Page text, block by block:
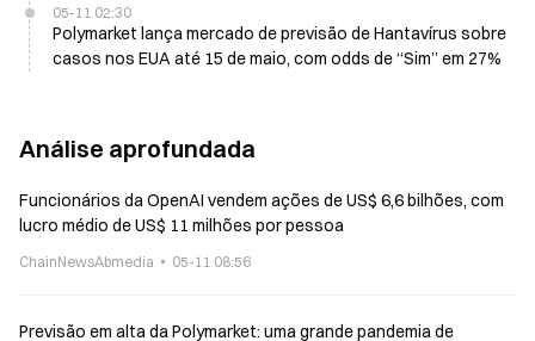
05-11 02:30
Polymarket lança mercado de previsão de Hantavírus sobre
casos nos EUA até 15 de maio, com odds de “Sim” em 27%
Análise aprofundada
Funcionários da OpenAI vendem ações de US$ 6,6 bilhões, com
lucro médio de US$ 11 milhões por pessoa
ChainNewsAbmedia 05-11 08:56
Previsão em alta da Polymarket: uma grande pandemia de